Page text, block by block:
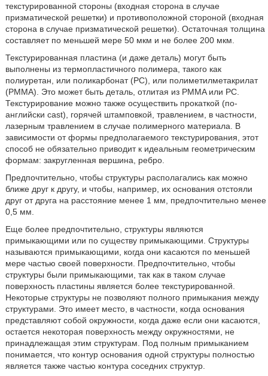
текстурированной стороны (входная сторона в случае
призматической решетки) и противоположной стороной (входная
сторона в случае призматической решетки). Остаточная толщина
составляет по меньшей мере 50 мкм и не более 200 мкм.
Текстурированная пластина (и даже деталь) могут быть
выполнены из термопластичного полимера, такого как
полиуретан, или поликарбонат (PC), или полиметилметакрилат
(PMMA). Это может быть деталь, отлитая из PMMA или PC.
Текстурирование можно также осуществить прокаткой (по-
английски cast), горячей штамповкой, травлением, в частности,
лазерным травлением в случае полимерного материала. В
зависимости от формы предполагаемого текстурирования, этот
способ не обязательно приводит к идеальным геометрическим
формам: закругленная вершина, ребро.
Предпочтительно, чтобы структуры располагались как можно
ближе друг к другу, и чтобы, например, их основания отстояли
друг от друга на расстояние менее 1 мм, предпочтительно менее
0,5 мм.
Еще более предпочтительно, структуры являются
примыкающими или по существу примыкающими. Структуры
называются примыкающими, когда они касаются по меньшей
мере частью своей поверхности. Предпочтительно, чтобы
структуры были примыкающими, так как в таком случае
поверхность пластины является более текстурированной.
Некоторые структуры не позволяют полного примыкания между
структурами. Это имеет место, в частности, когда основания
представляют собой окружности, когда даже если они касаются,
остается некоторая поверхность между окружностями, не
принадлежащая этим структурам. Под полным примыканием
понимается, что контур основания одной структуры полностью
является также частью контура соседних структур.